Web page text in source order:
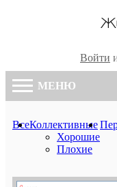
Войти
МЕНЮ
ВсеКоллективные
Хорошие
Плохие